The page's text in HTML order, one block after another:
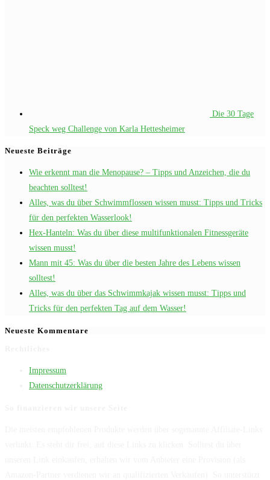
Die 30 Tage
Speck weg Challenge von Karla Hettesheimer
Neueste Beiträge
Wie erkennt man die Menopause? – Tipps und Anzeichen, die du
beachten solltest!
Alles, was du über Schwimmflossen wissen musst: Tipps und Tricks
für den perfekten Wasserlook!
Hex-Hanteln: Was du über diese multifunktionalen Fitnessgeräte
wissen musst!
Mann mit 45: Was du über die besten Jahre des Lebens wissen
solltest!
Alles, was du über das Schwimmkajak wissen musst: Tipps und
Tricks für den perfekten Tag auf dem Wasser!
Neueste Kommentare
Impressum
Datenschutzerklärung